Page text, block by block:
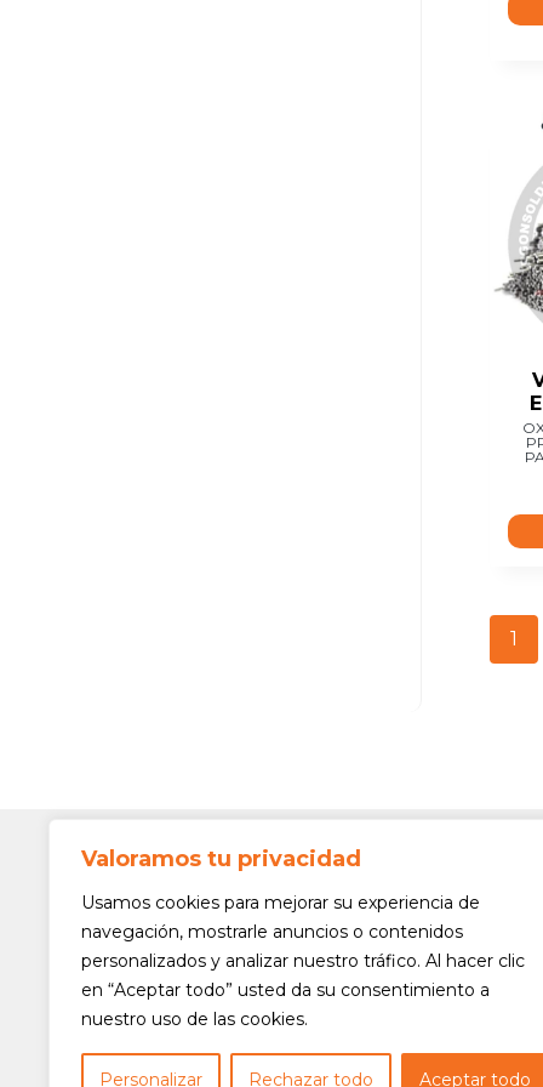
Valoramos tu privacidad
Usamos cookies para mejorar su experiencia de
navegación, mostrarle anuncios o contenidos
personalizados y analizar nuestro tráfico. Al hacer clic
en “Aceptar todo” usted da su consentimiento a
nuestro uso de las cookies.
Personalizar Rechazar todo Aceptar todo
1
Siga-nos!
São